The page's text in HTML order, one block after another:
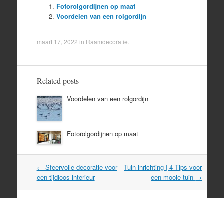
Fotorolgordijnen op maat
Voordelen van een rolgordijn
maart 17, 2022 in Raamdecoratie
Related posts
Voordelen van een rolgordijn
Fotorolgordijnen op maat
Post
navigation
← Sfeervolle decoratie voor
een tijdloos interieur
Tuin inrichting | 4 Tips voor
een mooie tuin →